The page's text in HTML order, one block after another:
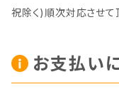
祝除く)順次対応させて
お支払い